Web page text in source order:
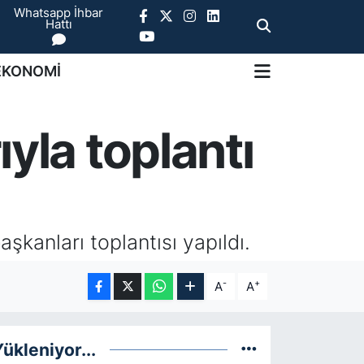
Whatsapp İhbar
Hattı
toplantı
toplantısı yapıldı.
A- A+